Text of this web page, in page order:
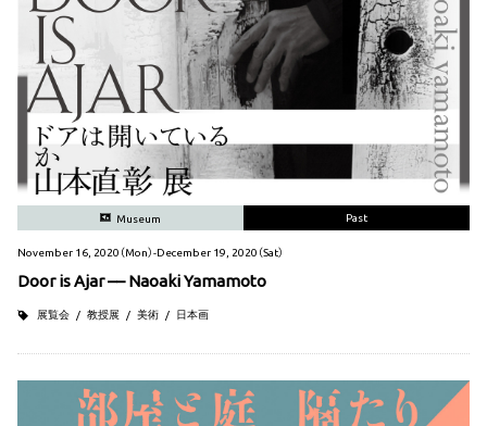
Museum Past
November 16, 2020（Mon）-December 19, 2020（Sat）
Door is Ajar –– Naoaki Yamamoto
展覧会 教授展 美術 日本画